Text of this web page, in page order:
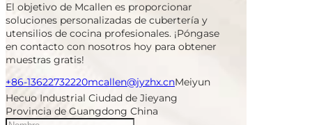
El objetivo de Mcallen es proporcionar
soluciones personalizadas de cubertería y
utensilios de cocina profesionales. ¡Póngase
en contacto con nosotros hoy para obtener
muestras gratis!
+86-13622732220mcallen@jyzhx.cnMeiyun
Hecuo Industrial Ciudad de Jieyang
Provincia de Guangdong China